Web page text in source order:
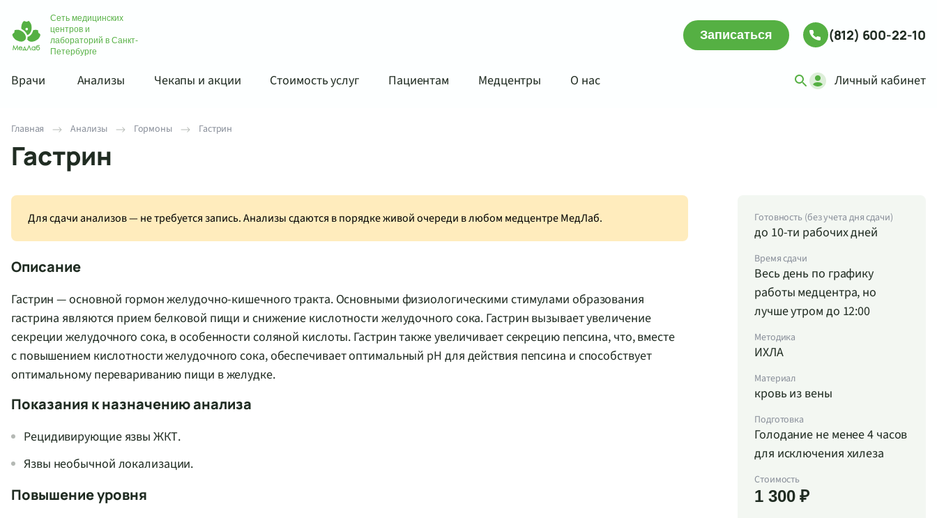
Сеть медицинских
центров и
лабораторий в Санкт-
Петербурге
Записаться (812) 600-22-10
Врачи Анализы Чекапы и акции Стоимость услуг Пациентам Медцентры О нас Личный кабинет
Главная Анализы Гормоны Гастрин
Гастрин
Для сдачи анализов — не требуется запись. Анализы сдаются в порядке живой очереди в любом медцентре МедЛаб.
Описание
Гастрин — основной гормон желудочно-кишечного тракта. Основными физиологическими стимулами образования
гастрина являются прием белковой пищи и снижение кислотности желудочного сока. Гастрин вызывает увеличение
секреции желудочного сока, в особенности соляной кислоты. Гастрин также увеличивает секрецию пепсина, что, вместе
с повышением кислотности желудочного сока, обеспечивает оптимальный pH для действия пепсина и способствует
оптимальному перевариванию пищи в желудке.
Показания к назначению анализа
Рецидивирующие язвы ЖКТ.
Язвы необычной локализации.
Повышение уровня
Готовность (без учета дня сдачи)
до 10-ти рабочих дней
Время сдачи
Весь день по графику
работы медцентра, но
лучше утром до 12:00
Методика
ИХЛА
Материал
кровь из вены
Подготовка
Голодание не менее 4 часов
для исключения хилеза
Стоимость
1 300 ₽